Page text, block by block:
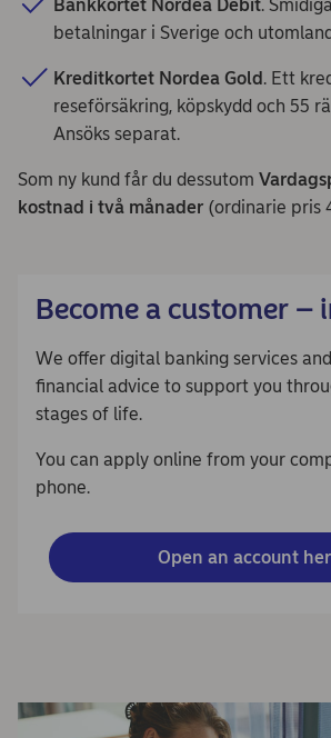
Bankkortet Nordea Debit.
betalningar i Sverige och
Kreditkortet Nordea Gold. Ett
reseförsäkring, köpskydd och 55
Ansöks separat.
Som ny kund får du dessutom
kostnad i två månader (ordinarie pris
Become a customer –
We offer digital banking services
financial advice to support you
stages of life.
You can apply online from your
phone.
Open an account